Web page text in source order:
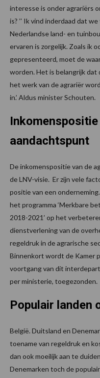
interesse is onder agrariërs
is? ’’ Ik vind inderdaad dat
Nederlandse land- en
ervaren is zorgelijk. Zoals ik
gepresenteerd, moet de
worden. Het is belangrijk dat
het werk van de agrariër
in.’ Aldus minister Schouten.
aandachtspunt
De inkomenspositie van de
de LNV-visie. Er zijn vele
positie van een
het programma ‘Merkbare
2018-2021’ op het
dienstverlening van de
regeldruk in de agrarische
Binnenkort wordt de Kamer
voortgang van dit
per ministerie, toegezonden.
Populair landen
België. Duitsland en
toename van regeldruk en
dan ook moeilijk aan te
Denemarken toch de